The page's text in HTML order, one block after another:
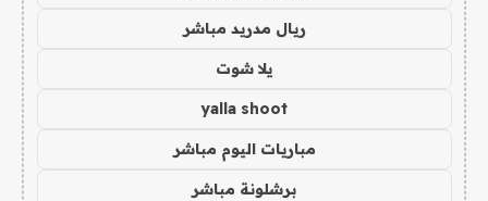
ريال مدريد مباشر
يلا شوت
yalla shoot
مباريات اليوم مباشر
برشلونة مباشر